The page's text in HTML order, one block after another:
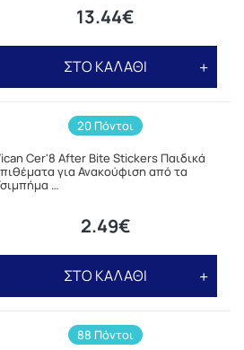
13.44€
ΣΤΟ ΚΑΛΑΘΙ
20 Πόντοι
Cer'8 After Bite Stickers Παιδικά
για Ανακούφιση από τα
…
2.49€
ΣΤΟ ΚΑΛΑΘΙ
88 Πόντοι